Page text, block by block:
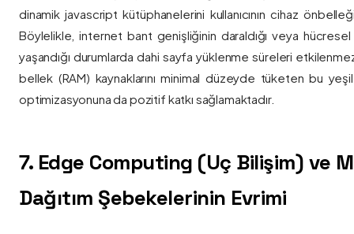
dinamik javascript kütüphanelerini kullanıcının cihaz
Böylelikle, internet bant genişliğinin daraldığı veya
yaşandığı durumlarda dahi sayfa yüklenme süreleri
bellek (RAM) kaynaklarını minimal düzeyde tüketen bu yeşil
optimizasyonuna da pozitif katkı sağlamaktadır.
7. Edge Computing (Uç Bilişim) ve
Dağıtım Şebekelerinin Evrimi